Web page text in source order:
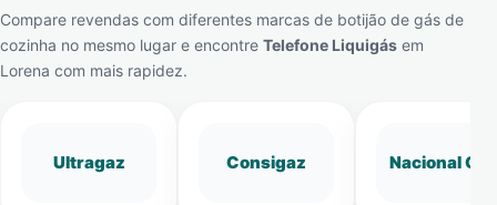
Compare revendas com diferentes marcas de botijão de gás de
cozinha no mesmo lugar e encontre Telefone Liquigás em
Lorena com mais rapidez.
Ultragaz Consigaz Nacional Gás